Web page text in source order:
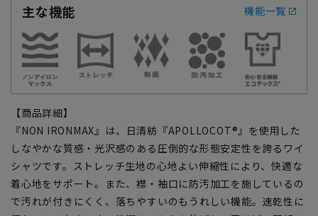
主な機能 機能一覧
【商品詳細】
『NON IRONMAX』は、日清紡『APOLLOCOT®』を使用した
しなやかな質感・光沢感のある圧倒的な形態安定性を誇るワイ
シャツです。ストレッチ生地の心地よい伸縮性により、快適な
着心地をサポート。また、襟・袖口に防汚加工を施しているの
で汚れが付きにくく、落ちやすいのもうれしい機能。速乾性に